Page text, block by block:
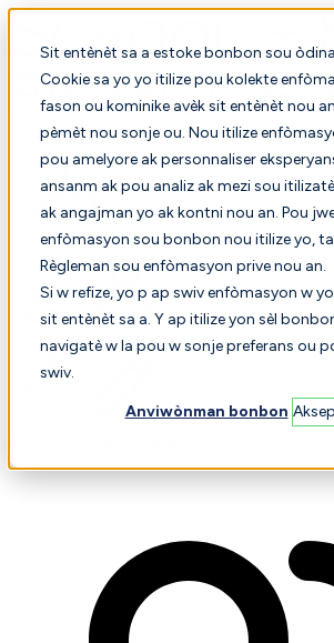
Sit entènèt sa a estoke bonbon sou
Cookie sa yo yo itilize pou kolekte
fason ou kominike avèk sit entènèt nou
pèmèt nou sonje ou. Nou itilize
pou amelyore ak personnaliser
ansanm ak pou analiz ak mezi sou
ak angajman yo ak kontni nou an. Pou
enfòmasyon sou bonbon nou itilize yo,
Règleman sou enfòmasyon prive nou an.
Si w refize, yo p ap swiv enfòmasyon w
sit entènèt sa a. Y ap itilize yon sèl
navigatè w la pou w sonje preferans ou
swiv.
Anviwònman bonbon
Kreyòl ayisyen
Konparezon